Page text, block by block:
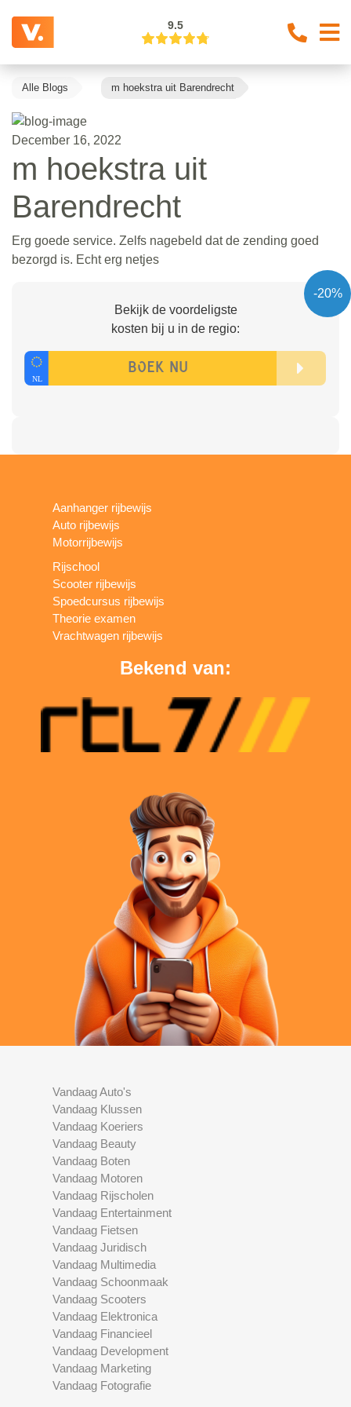
9.5
Alle Blogs m hoekstra uit Barendrecht
December 16, 2022
m hoekstra uit
Barendrecht
Erg goede service. Zelfs nagebeld dat de zending goed
bezorgd is. Echt erg netjes
-20%
Bekijk de voordeligste
kosten bij u in de regio:
Aanhanger rijbewijs
Auto rijbewijs
Motorrijbewijs
Rijschool
Scooter rijbewijs
Spoedcursus rijbewijs
Theorie examen
Vrachtwagen rijbewijs
Bekend van:
Vandaag Auto's
Vandaag Klussen
Vandaag Koeriers
Vandaag Beauty
Vandaag Boten
Vandaag Motoren
Vandaag Rijscholen
Vandaag Entertainment
Vandaag Fietsen
Vandaag Juridisch
Vandaag Multimedia
Vandaag Schoonmaak
Vandaag Scooters
Vandaag Elektronica
Vandaag Financieel
Vandaag Development
Vandaag Marketing
Vandaag Fotografie